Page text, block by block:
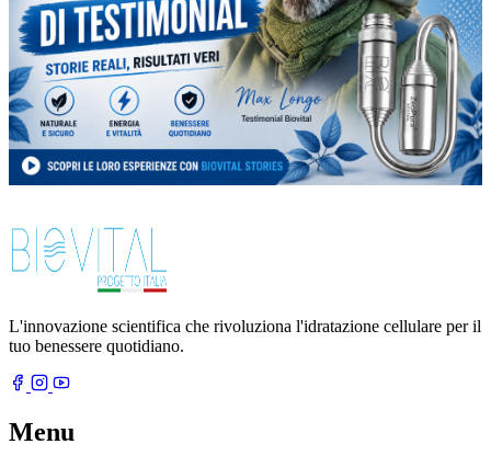
L'innovazione scientifica che rivoluziona l'idratazione cellulare per il
tuo benessere quotidiano.
Menu